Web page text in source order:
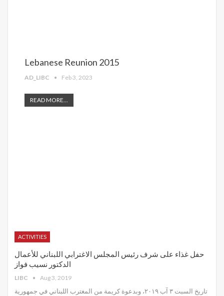
Lebanese Reunion 2015
AD_LIBC Feb 3, 2023
READ MORE...
ACTIVITIES
حفل غذاء على شرف رئيس المجلس الاغترابي اللبناني للأعمال
الدكتور نسيب فواز
LIBC Aug 3, 2019
تاريخ السبت ٣ آب ٢٠١٩، وبدعوة كريمة من المغترب اللبناني في جمهورية